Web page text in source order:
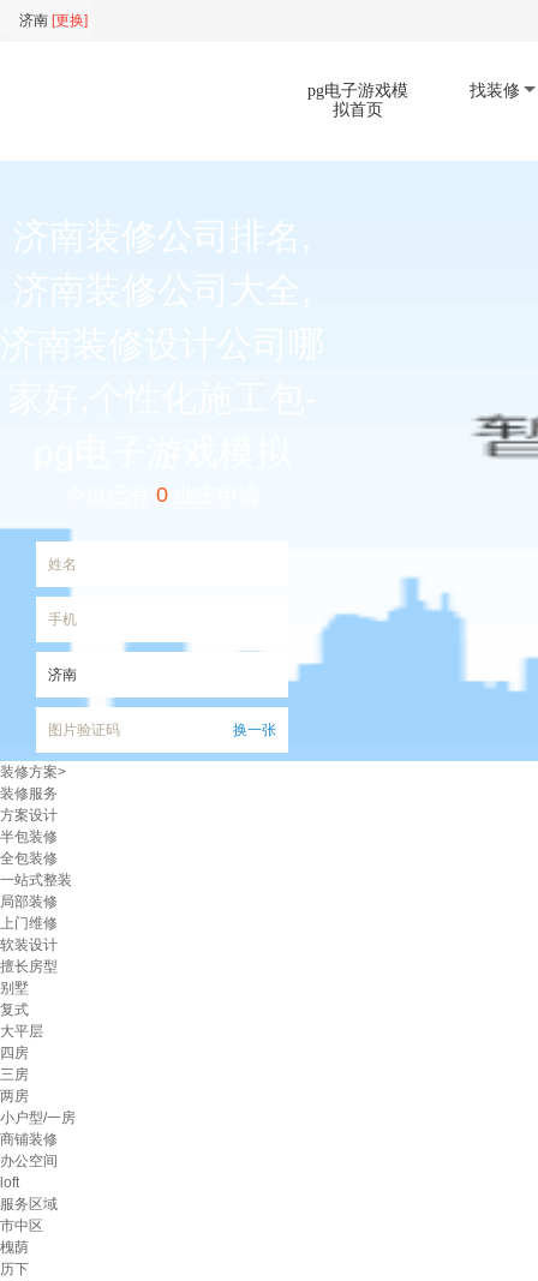
济南 [更换]
pg电子游戏模
拟首页
找装修
济南装修公司排名,
济南装修公司大全,
0
姓名
手机
图片验证码 换一张
已阅读并且同意
和《隐私政策》
我们承诺：齐家网提供该项免费服务，不产
生任何费用，您的隐私将被严格保密。
装修方案>
装修服务
方案设计
半包装修
全包装修
一站式整装
局部装修
上门维修
软装设计
擅长房型
别墅
复式
大平层
四房
三房
两房
小户型/一房
商铺装修
办公空间
loft
服务区域
市中区
槐荫
历下